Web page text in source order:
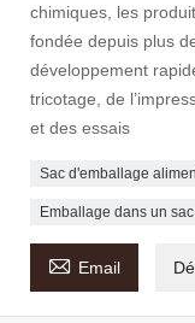
chimiques, les
fondée depuis plus
développement
tricotage, de
et des essais
Sac d'emballage
Emballage dans un
 Email